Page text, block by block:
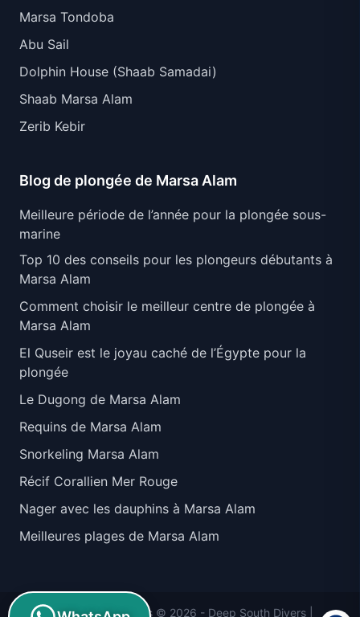
Marsa Tondoba
Abu Sail
Dolphin House (Shaab Samadai)
Shaab Marsa Alam
Zerib Kebir
Blog de plongée de Marsa Alam
Meilleure période de l’année pour la plongée sous-
marine
Top 10 des conseils pour les plongeurs débutants à
Marsa Alam
Comment choisir le meilleur centre de plongée à
Marsa Alam
El Quseir est le joyau caché de l’Égypte pour la
plongée
Le Dugong de Marsa Alam
Requins de Marsa Alam
Snorkeling Marsa Alam
Récif Corallien Mer Rouge
Nager avec les dauphins à Marsa Alam
Meilleures plages de Marsa Alam
Tous droits réservés © 2026 - Deep South Divers